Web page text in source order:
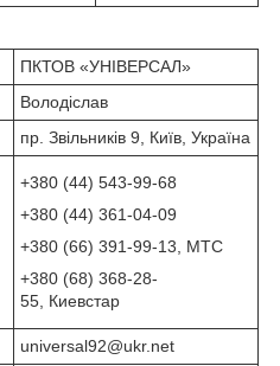
ПКТОВ «УНІВЕРСАЛ»
Володіслав
пр. Звільників 9, Київ, Україна
+380 (44) 543-99-68
+380 (44) 361-04-09
+380 (66) 391-99-13, МТС
+380 (68) 368-28-
55, Киевстар
universal92@ukr.net